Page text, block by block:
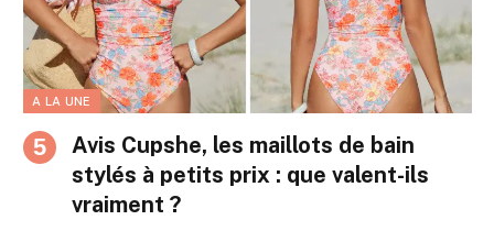
A LA UNE
Avis Cupshe, les maillots de bain
stylés à petits prix : que valent-ils
vraiment ?